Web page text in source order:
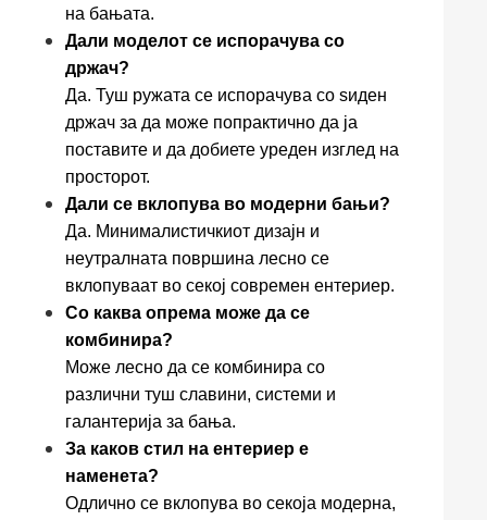
на бањата.
Дали моделот се испорачува со
држач?
Да. Туш ружата се испорачува со ѕиден
држач за да може попрактично да ја
поставите и да добиете уреден изглед на
просторот.
Дали се вклопува во модерни бањи?
Да. Минималистичкиот дизајн и
неутралната површина лесно се
вклопуваат во секој современ ентериер.
Со каква опрема може да се
комбинира?
Може лесно да се комбинира со
различни туш славини, системи и
галантерија за бања.
За каков стил на ентериер е
наменета?
Одлично се вклопува во секоја модерна,